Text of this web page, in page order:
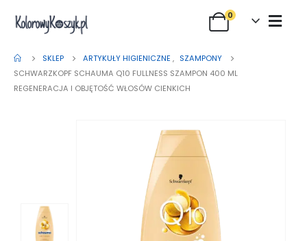
0
SKLEP ARTYKUŁY HIGIENICZNE , SZAMPONY
SCHWARZKOPF SCHAUMA Q10 FULLNESS SZAMPON 400 ML
REGENERACJA I OBJĘTOŚĆ WŁOSÓW CIENKICH